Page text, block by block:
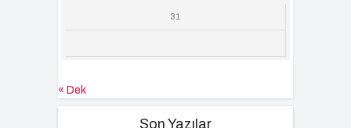
31
« Dek
Son Yazılar